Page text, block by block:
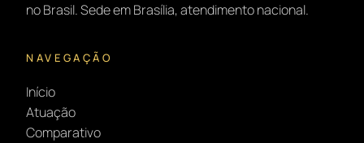
no Brasil. Sede em Brasília, atendimento nacional.
NAVEGAÇÃO
Início
Atuação
Comparativo